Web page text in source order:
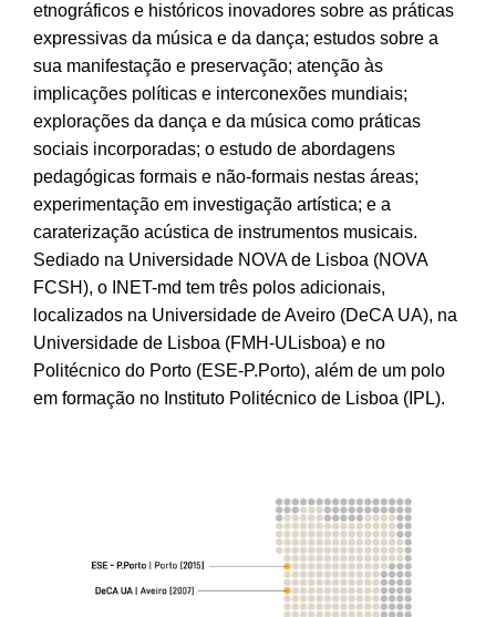
etnográficos e históricos inovadores sobre as práticas
expressivas da música e da dança; estudos sobre a
sua manifestação e preservação; atenção às
implicações políticas e interconexões mundiais;
explorações da dança e da música como práticas
sociais incorporadas; o estudo de abordagens
pedagógicas formais e não-formais nestas áreas;
experimentação em investigação artística; e a
caraterização acústica de instrumentos musicais.
Sediado na Universidade NOVA de Lisboa (NOVA
FCSH), o INET-md tem três polos adicionais,
localizados na Universidade de Aveiro (DeCA UA), na
Universidade de Lisboa (FMH-ULisboa) e no
Politécnico do Porto (ESE-P.Porto), além de um polo
em formação no Instituto Politécnico de Lisboa (IPL).